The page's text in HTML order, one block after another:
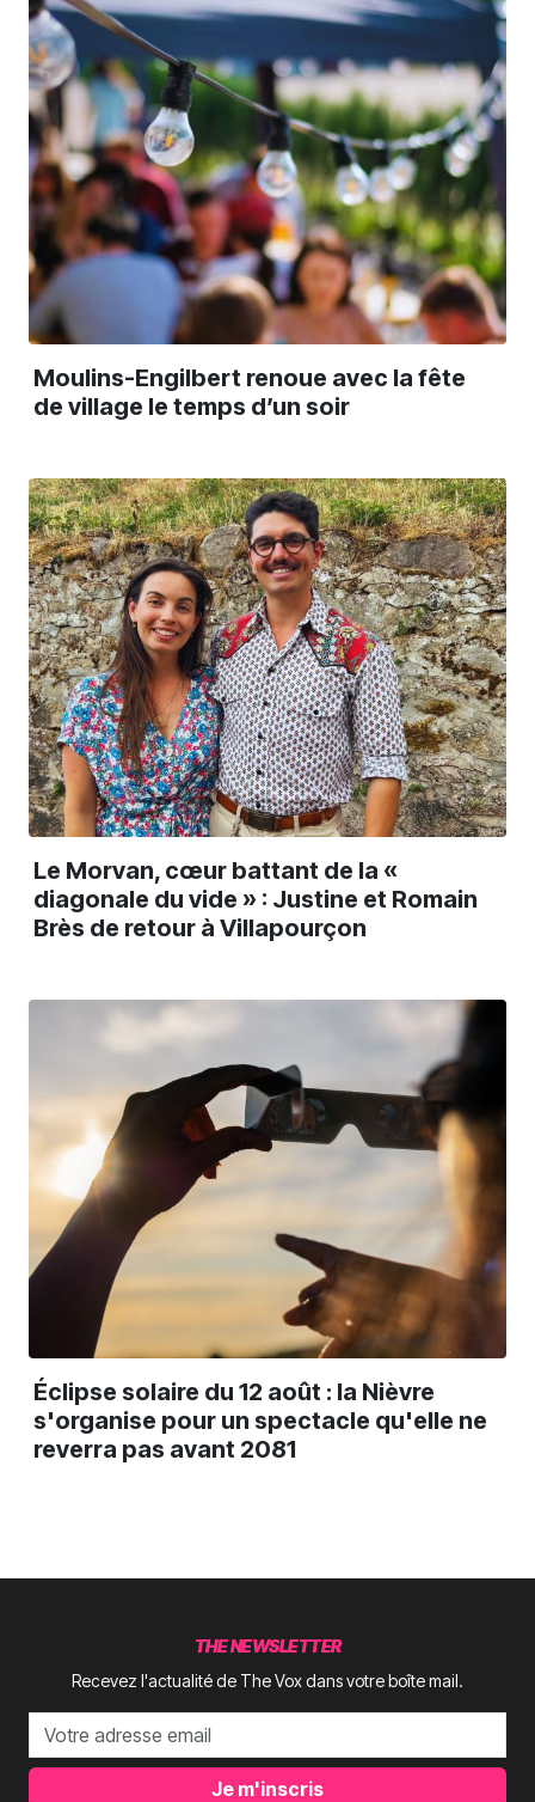
Moulins-Engilbert renoue avec la fête
de village le temps d’un soir
Le Morvan, cœur battant de la «
diagonale du vide » : Justine et Romain
Brès de retour à Villapourçon
Éclipse solaire du 12 août : la Nièvre
s'organise pour un spectacle qu'elle ne
reverra pas avant 2081
THE NEWSLETTER
Recevez l'actualité de The Vox dans votre boîte mail.
Je m'inscris